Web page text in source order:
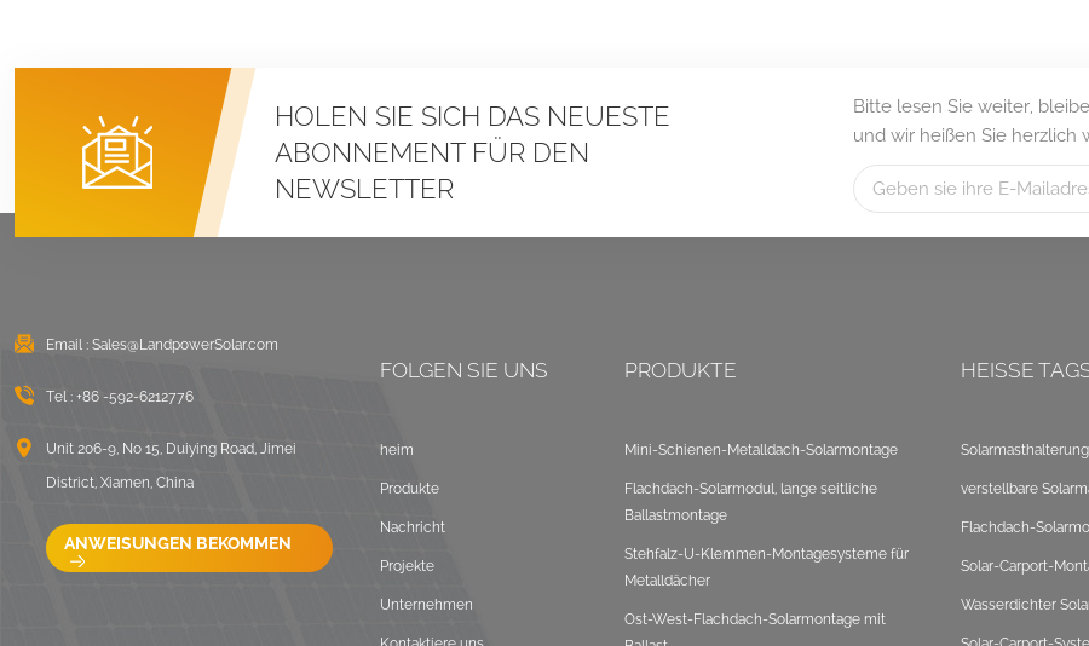
Flachdach-
Solarmodul, lange
Ballastmontage
DETAILS ANZEIGEN
Stehfalz-U-Klemmen-
Ost-West-Flachdach-
Ballast
DETAILS ANZEIGEN
HOLEN SIE SICH DAS NEUESTE
ABONNEMENT FÜR DEN
NEWSLETTER
Bitte lesen Sie weiter,
und wir heißen Sie herzlich
Email : Sales@LandpowerSolar.com
Tel : +86 -592-6212776
Unit 206-9, No 15, Duiying Road, Jimei
District, Xiamen, China
ANWEISUNGEN BEKOMMEN
FOLGEN SIE UNS
heim
Produkte
Nachricht
Projekte
Unternehmen
PRODUKTE
Mini-Schienen-Metalldach-Solarmontage
Flachdach-Solarmodul, lange seitliche
Ballastmontage
Stehfalz-U-Klemmen-Montagesysteme für
Metalldächer
Ost-West-Flachdach-Solarmontage mit
HEISSE
Solarmasthalterung
verstellbare
Flachdach-
Solar-Carport-
Wasserdichter